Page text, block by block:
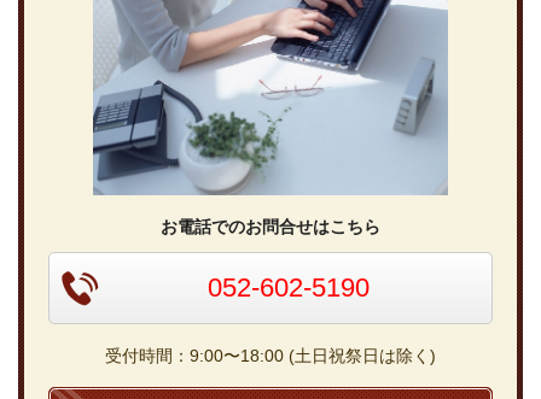
お電話でのお問合せはこちら
052-602-5190
受付時間：9:00〜18:00 (土日祝祭日は除く)